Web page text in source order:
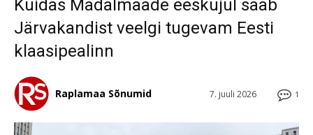
Kuidas Madalmaade eeskujul saab
Järvakandist veelgi tugevam Eesti
klaasipealinn
1
7. juuli 2026
Raplamaa Sõnumid